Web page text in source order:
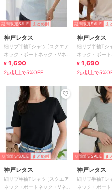
期間限定SALE まとめ割
神戸レタス
細リブ半袖Tシャツ [スクエア
ネック・ボートネック・Vネッ
ク］[C3654]
¥ 1,690
2点以上で5%OFF
期間限定SALE ま
神戸レタス
細リブ半袖Tシ
ネック・ボート
ク］[C3654]
¥ 1,690
2点以上で
期間限定SALE まとめ割
神戸レタス
細リブ半袖Tシャツ [スクエア
ネック・ボートネック・Vネッ
期間限定SALE ま
神戸レタス
細リブ半袖Tシ
ネック・ボート